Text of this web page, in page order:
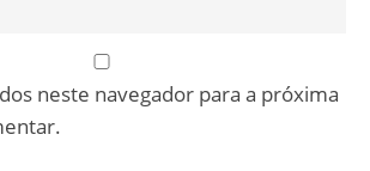
neste navegador para a próxima